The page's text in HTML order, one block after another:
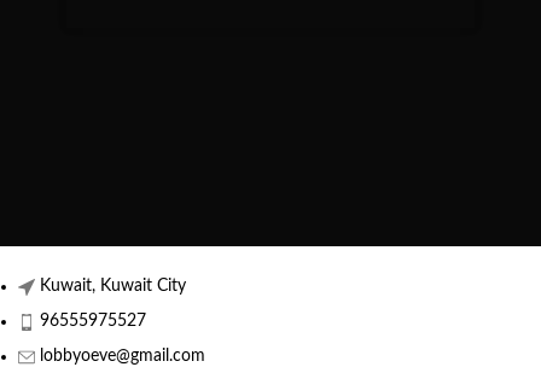
Kuwait, Kuwait City
96555975527
lobbyoeve@gmail.com